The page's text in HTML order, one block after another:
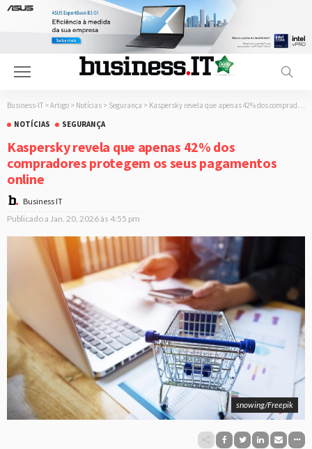
Business-IT > Artigo > Notícias > Segurança > Kaspersky revela que apenas 42% dos compradores protegem os seus pagamentos online
NOTÍCIAS
SEGURANÇA
Kaspersky revela que apenas 42% dos
compradores protegem os seus pagamentos
online
Business IT
Publicado a Jan. 20, 2026 às 4:55 pm
snowing/Freepik